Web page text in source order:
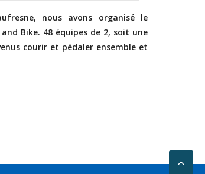
nous avons organisé le
Bike. 48 équipes de 2, soit une
courir et pédaler ensemble et